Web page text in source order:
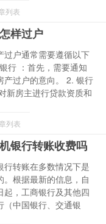
列表
样过户
过户通常需要遵循以下
行 ：首先，需要通知
产过户的意向。 2. 银行
新房主进行贷款资质和
列表
银行转账收费吗
行转账在多数情况下是
。根据最新的信息，自
起，工商银行及其他四
（中国银行、交通银